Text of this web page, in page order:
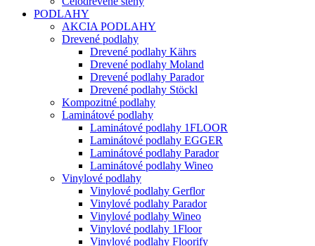
PODLAHY
AKCIA PODLAHY
Drevené podlahy
Drevené podlahy Kährs
Drevené podlahy Moland
Drevené podlahy Parador
Drevené podlahy Stöckl
Kompozitné podlahy
Laminátové podlahy
Laminátové podlahy 1FLOOR
Laminátové podlahy EGGER
Laminátové podlahy Parador
Laminátové podlahy Wineo
Vinylové podlahy
Vinylové podlahy Gerflor
Vinylové podlahy Parador
Vinylové podlahy Wineo
Vinylové podlahy 1Floor
Vinylové podlahy Floorify